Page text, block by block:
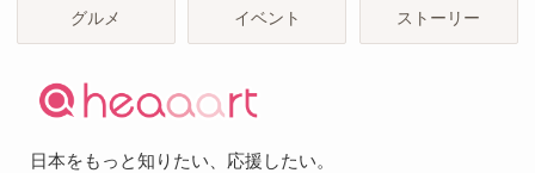
グルメ イベント ストーリー
日本をもっと知りたい、応援したい。